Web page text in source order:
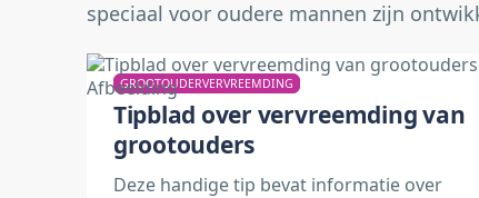
speciaal voor oudere mannen zijn
GROOTOUDERVERVREEMDING
Tipblad over vervreemding van
grootouders
Deze handige tip bevat informatie over